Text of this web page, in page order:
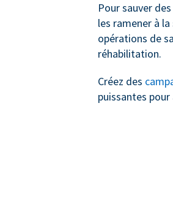
Pour sauver
les ramener à
opérations de
réhabilitation.
Créez des
puissantes